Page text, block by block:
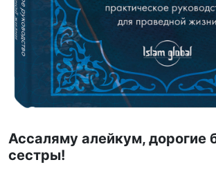
Ассаляму алейкум, дорогие
сестры!